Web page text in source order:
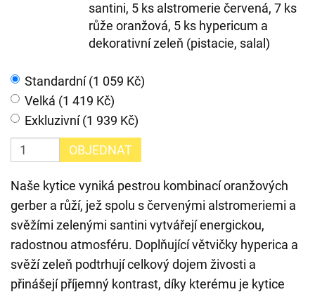
santini, 5 ks alstromerie červená, 7 ks
růže oranžová, 5 ks hypericum a
dekorativní zeleň (pistacie, salal)
Standardní (1 059 Kč)
Velká (1 419 Kč)
Exkluzivní (1 939 Kč)
OBJEDNAT
Naše kytice vyniká pestrou kombinací oranžových
gerber a růží, jež spolu s červenými alstromeriemi a
svěžími zelenými santini vytvářejí energickou,
radostnou atmosféru. Doplňující větvičky hyperica a
svěží zeleň podtrhují celkový dojem živosti a
přinášejí příjemný kontrast, díky kterému je kytice